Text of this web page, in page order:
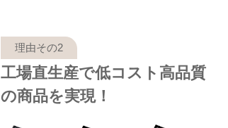
工場直生産で低コスト高品質
の商品を実現！